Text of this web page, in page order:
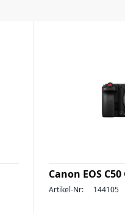
Canon EOS
Artikel-Nr: 144105